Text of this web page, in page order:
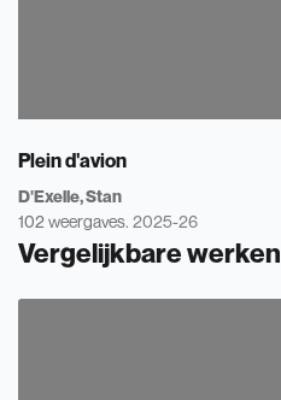
Plein d'avion
D'Exelle, Stan
102 weergaves. 2025-26
Vergelijkbare werken